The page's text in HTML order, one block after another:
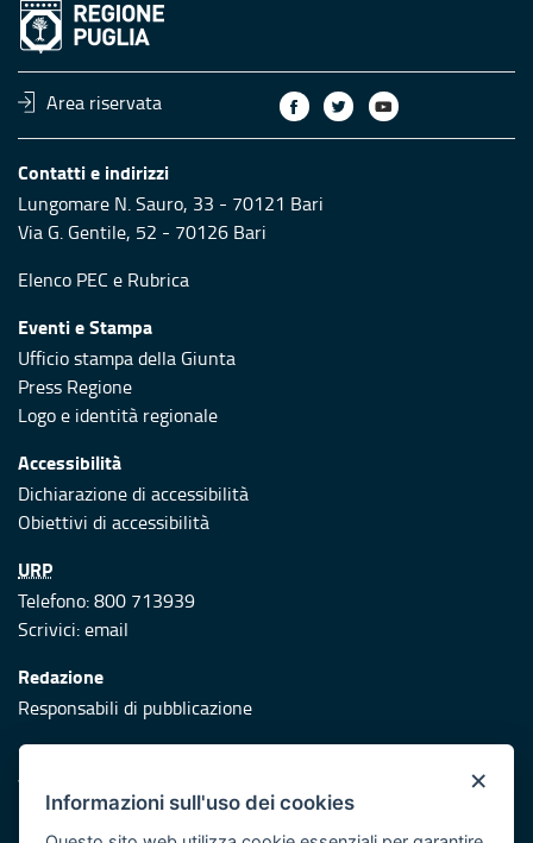
Area riservata
Contatti e indirizzi
Lungomare N. Sauro, 33 - 70121 Bari
Via G. Gentile, 52 - 70126 Bari
Elenco PEC e Rubrica
Eventi e Stampa
Ufficio stampa della Giunta
Press Regione
Logo e identità regionale
Accessibilità
Dichiarazione di accessibilità
Obiettivi di accessibilità
URP
Telefono: 800 713939
Scrivici:email
Redazione
Responsabili di pubblicazione
Protezione civile
Vai al sito di Protezione Civile Puglia
Iniziativa finanziata con risorse del POR Puglia 2014/2020 -
×
Informazioni sull'uso dei cookies